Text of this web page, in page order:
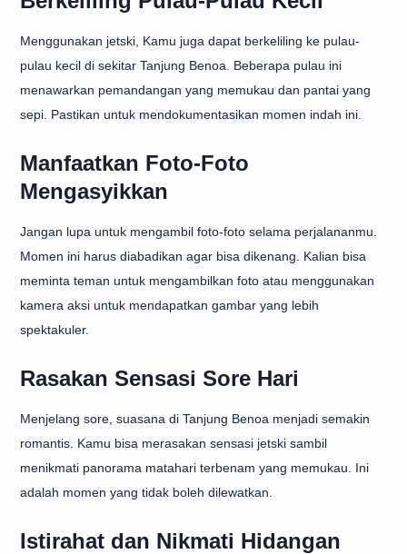
Menggunakan jetski, Kamu juga dapat berkeliling ke pulau-
pulau kecil di sekitar Tanjung Benoa. Beberapa pulau ini
menawarkan pemandangan yang memukau dan pantai yang
sepi. Pastikan untuk mendokumentasikan momen indah ini.
Manfaatkan Foto-Foto
Mengasyikkan
Jangan lupa untuk mengambil foto-foto selama perjalananmu.
Momen ini harus diabadikan agar bisa dikenang. Kalian bisa
meminta teman untuk mengambilkan foto atau menggunakan
kamera aksi untuk mendapatkan gambar yang lebih
spektakuler.
Rasakan Sensasi Sore Hari
Menjelang sore, suasana di Tanjung Benoa menjadi semakin
romantis. Kamu bisa merasakan sensasi jetski sambil
menikmati panorama matahari terbenam yang memukau. Ini
adalah momen yang tidak boleh dilewatkan.
Istirahat dan Nikmati Hidangan